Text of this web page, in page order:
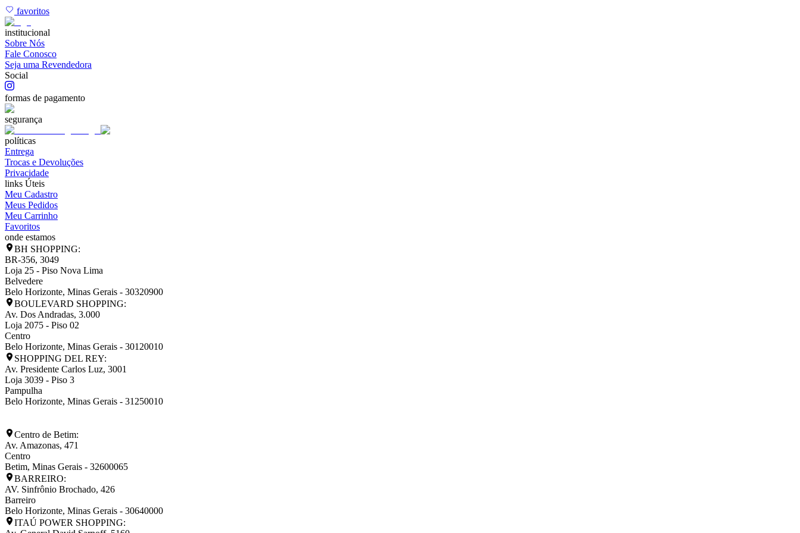
favoritos
institucional
Sobre Nós
Fale Conosco
Seja uma Revendedora
Social
formas de pagamento
segurança
políticas
Entrega
Trocas e Devoluções
Privacidade
links Úteis
Meu Cadastro
Meus Pedidos
Meu Carrinho
Favoritos
onde estamos
BH SHOPPING:
BR-356, 3049
Loja 25 - Piso Nova Lima
Belvedere
Belo Horizonte, Minas Gerais - 30320900
BOULEVARD SHOPPING:
Av. Dos Andradas, 3.000
Loja 2075 - Piso 02
Centro
Belo Horizonte, Minas Gerais - 30120010
SHOPPING DEL REY:
Av. Presidente Carlos Luz, 3001
Loja 3039 - Piso 3
Pampulha
Belo Horizonte, Minas Gerais - 31250010
Centro de Betim:
Av. Amazonas, 471
Centro
Betim, Minas Gerais - 32600065
BARREIRO:
AV. Sinfrônio Brochado, 426
Barreiro
Belo Horizonte, Minas Gerais - 30640000
ITAÚ POWER SHOPPING: